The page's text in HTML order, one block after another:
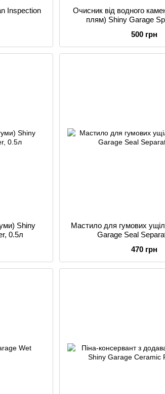
Inspection
Очисник від водного
плям) Shiny Garage
500 грн
Shiny
0.5л
Мастило для гумових
Garage Seal
470 грн